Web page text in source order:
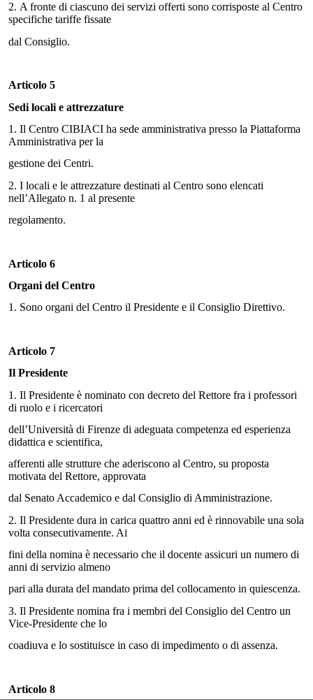
2. A fronte di ciascuno dei servizi offerti sono corrisposte al Centro
specifiche tariffe fissate
dal Consiglio.
Articolo 5
Sedi locali e attrezzature
1. Il Centro CIBIACI ha sede amministrativa presso la Piattaforma
Amministrativa per la
gestione dei Centri.
2. I locali e le attrezzature destinati al Centro sono elencati
nell’Allegato n. 1 al presente
regolamento.
Articolo 6
Organi del Centro
1. Sono organi del Centro il Presidente e il Consiglio Direttivo.
Articolo 7
Il Presidente
1. Il Presidente è nominato con decreto del Rettore fra i professori
di ruolo e i ricercatori
dell’Università di Firenze di adeguata competenza ed esperienza
didattica e scientifica,
afferenti alle strutture che aderiscono al Centro, su proposta
motivata del Rettore, approvata
dal Senato Accademico e dal Consiglio di Amministrazione.
2. Il Presidente dura in carica quattro anni ed è rinnovabile una sola
volta consecutivamente. Ai
fini della nomina è necessario che il docente assicuri un numero di
anni di servizio almeno
pari alla durata del mandato prima del collocamento in quiescenza.
3. Il Presidente nomina fra i membri del Consiglio del Centro un
Vice-Presidente che lo
coadiuva e lo sostituisce in caso di impedimento o di assenza.
Articolo 8